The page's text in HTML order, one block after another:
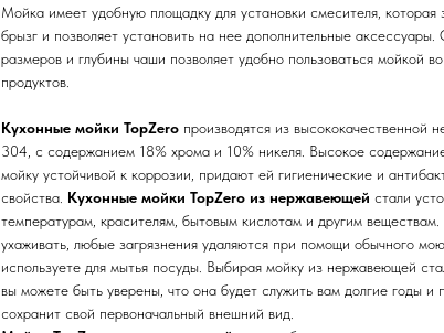
Мойка имеет удобную площадку для установки смесителя,
брызг и позволяет установить на нее дополнительные
размеров и глубины чаши позволяет удобно пользоваться мойкой
продуктов.
Кухонные мойки TopZero производятся из высококачественной
304, с содержанием 18% хрома и 10% никеля. Высокое
мойку устойчивой к коррозии, придают ей гигиенические и
свойства. Кухонные мойки TopZero из нержавеющей стали
температурам, красителям, бытовым кислотам и другим
ухаживать, любые загрязнения удаляются при помощи обычного
используете для мытья посуды. Выбирая мойку из нержавеющей
вы можете быть уверены, что она будет служить вам долгие годы и
сохранит свой первоначальный внешний вид.